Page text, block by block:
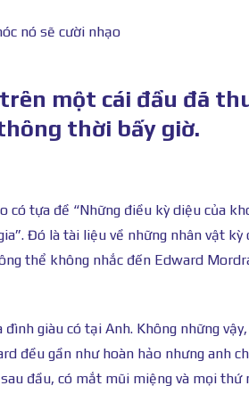
nó sẽ cười nhạo
một cái đầu đã
thời bấy giờ.
tựa đề “Những điều kỳ diệu của
Đó là tài liệu về những nhân vật kỳ
thể không nhắc đến Edward
giàu có tại Anh. Không những
đều gần như hoàn hảo nhưng anh
đầu, có mắt mũi miệng và mọi thứ